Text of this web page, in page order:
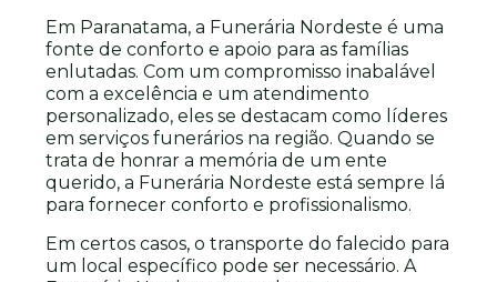
Em Paranatama, a Funerária Nordeste é uma
fonte de conforto e apoio para as famílias
enlutadas. Com um compromisso inabalável
com a excelência e um atendimento
personalizado, eles se destacam como líderes
em serviços funerários na região. Quando se
trata de honrar a memória de um ente
querido, a Funerária Nordeste está sempre lá
para fornecer conforto e profissionalismo.
Em certos casos, o transporte do falecido para
um local específico pode ser necessário. A